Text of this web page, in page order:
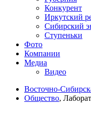
Конкурент
Иркутский
Сибирский
Ступеньки
Фото
Компании
Медиа
Видео
Восточно-
Общество,